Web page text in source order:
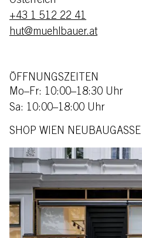
+43 1 512 22 41
hut@muehlbauer.at
ÖFFNUNGSZEITEN
Mo–Fr: 10:00–18:30 Uhr
Sa: 10:00–18:00 Uhr
SHOP WIEN NEUBAUGASSE